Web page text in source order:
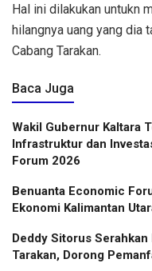
Hal ini dilakukan untukn
hilangnya uang yang dia
Cabang Tarakan.
Baca Juga
Wakil Gubernur Kaltara
Infrastruktur dan
Forum 2026
Benuanta Economic
Ekonomi Kalimantan
Deddy Sitorus
Tarakan, Dorong